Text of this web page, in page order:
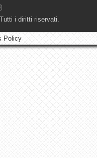
i diritti riservati.
Policy